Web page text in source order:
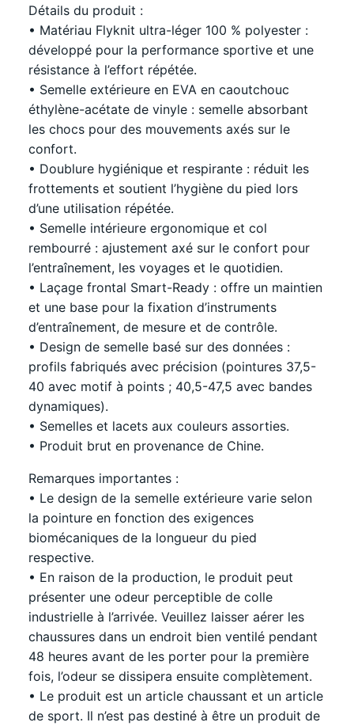
Détails du produit :
• Matériau Flyknit ultra-léger 100 % polyester :
développé pour la performance sportive et une
résistance à l’effort répétée.
• Semelle extérieure en EVA en caoutchouc
éthylène-acétate de vinyle : semelle absorbant
les chocs pour des mouvements axés sur le
confort.
• Doublure hygiénique et respirante : réduit les
frottements et soutient l’hygiène du pied lors
d’une utilisation répétée.
• Semelle intérieure ergonomique et col
rembourré : ajustement axé sur le confort pour
l’entraînement, les voyages et le quotidien.
• Laçage frontal Smart-Ready : offre un maintien
et une base pour la fixation d’instruments
d’entraînement, de mesure et de contrôle.
• Design de semelle basé sur des données :
profils fabriqués avec précision (pointures 37,5-
40 avec motif à points ; 40,5-47,5 avec bandes
dynamiques).
• Semelles et lacets aux couleurs assorties.
• Produit brut en provenance de Chine.
Remarques importantes :
• Le design de la semelle extérieure varie selon
la pointure en fonction des exigences
biomécaniques de la longueur du pied
respective.
• En raison de la production, le produit peut
présenter une odeur perceptible de colle
industrielle à l’arrivée. Veuillez laisser aérer les
chaussures dans un endroit bien ventilé pendant
48 heures avant de les porter pour la première
fois, l’odeur se dissipera ensuite complètement.
• Le produit est un article chaussant et un article
de sport. Il n’est pas destiné à être un produit de